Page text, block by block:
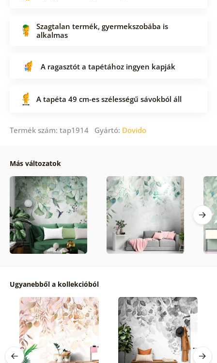
Szagtalan termék, gyermekszobába is
alkalmas
A ragasztót a tapétához ingyen kapják
A tapéta 49 cm-es szélességű sávokból áll
Termék szám: tap1914 Gyártó: Dovido
Más változatok
Ugyanebből a kollekcióból